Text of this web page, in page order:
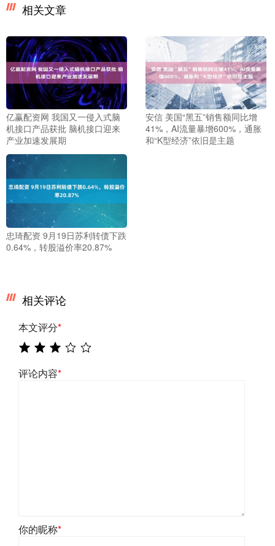
相关文章
亿赢配资网 我国又一侵入式脑
机接口产品获批 脑机接口迎来
产业加速发展期
安信 美国“黑五”销售额同比增
41%，AI流量暴增600%，通胀
和“K型经济”依旧是主题
忠琦配资 9月19日苏利转债下跌
0.64%，转股溢价率20.87%
相关评论
本文评分*
评论内容*
你的昵称*